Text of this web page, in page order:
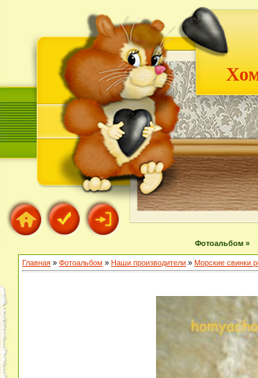
Фотоальбом »
Главная » Фотоальбом » Наши производители » Морские свинки